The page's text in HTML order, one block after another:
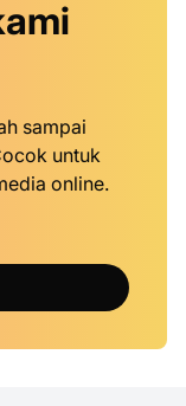
sampai
untuk
online.